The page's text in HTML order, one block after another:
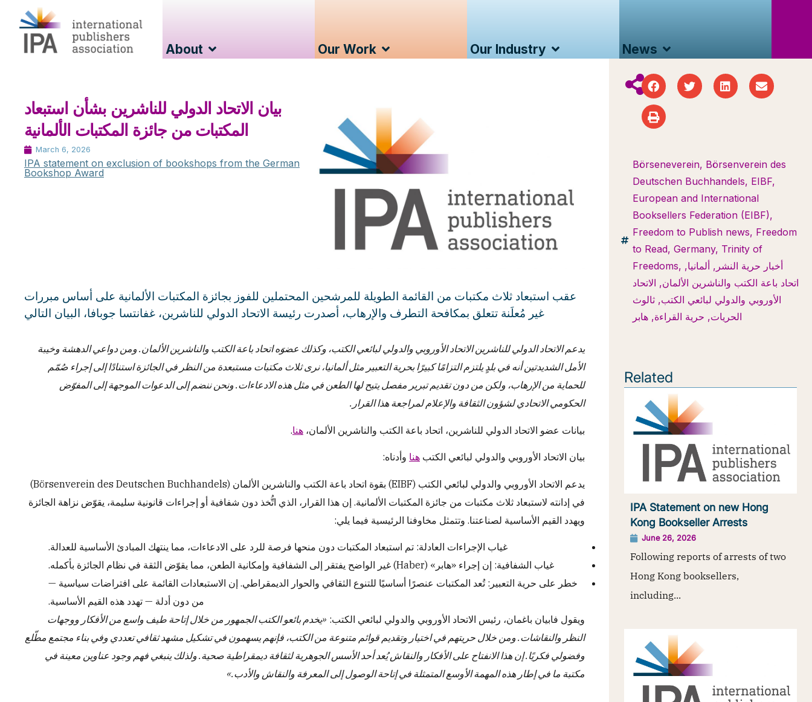
About Our Work Our Industry News
بيان الاتحاد الدولي للناشرين بشأن استبعاد
المكتبات من جائزة المكتبات الألمانية
March 6, 2026
IPA statement on exclusion of bookshops from the German
Bookshop Award
عقب استبعاد ثلاث مكتبات من القائمة الطويلة للمرشحين المحتملين للفوز بجائزة المكتبات الألمانية على أساس مبررات
غير مُعلَنة تتعلق بمكافحة التطرف والإرهاب، أصدرت رئيسة الاتحاد الدولي للناشرين، غفانتسا جوبافا، البيان التالي
يدعم الاتحاد الدولي للناشرين الاتحاد الأوروبي والدولي لبائعي الكتب، وكذلك عضوَه اتحاد باعة الكتب والناشرين الألمان. ومن دواعي الدهشة وخيبة
الأمل الشديدتين أنه في بلدٍ يلتزم التزامًا كبيرًا بحرية التعبير مثل ألمانيا، نرى ثلاث مكتبات مستبعدة من النظر في الجائزة استنادًا إلى إجراء صُمّم
للحماية من الإرهاب، ولكن من دون تقديم تبرير مفصل يتيح لها الطعن في مثل هذه الادعاءات. ونحن ننضم إلى الدعوات الموجهة إلى المفوّض
الحكومي الاتحادي لشؤون الثقافة والإعلام لمراجعة هذا القرار.
بيانات عضو الاتحاد الدولي للناشرين، اتحاد باعة الكتب والناشرين الألمان، هنا.
بيان الاتحاد الأوروبي والدولي لبائعي الكتب هنا وأدناه:
يدعم الاتحاد الأوروبي والدولي لبائعي الكتب (EIBF) بقوة اتحاد باعة الكتب والناشرين الألمان (Börsenverein des Deutschen Buchhandels)
في إدانته لاستبعاد ثلاث مكتبات من جائزة المكتبات الألمانية. إن هذا القرار، الذي اتُّخذ دون شفافية أو إجراءات قانونية سليمة، يقوّض نزاهة الجائزة
ويهدد القيم الأساسية لصناعتنا. وتتمثل مخاوفنا الرئيسية فيما يلي:
غياب الإجراءات العادلة: تم استبعاد المكتبات دون منحها فرصة للرد على الادعاءات، مما ينتهك المبادئ الأساسية للعدالة.
غياب الشفافية: إن إجراء «هابر» (Haber) غير الواضح يفتقر إلى الشفافية وإمكانية الطعن، مما يقوّض الثقة في نظام الجائزة بأكمله.
خطر على حرية التعبير: تُعد المكتبات عنصرًا أساسيًا للتنوع الثقافي والحوار الديمقراطي. إن الاستبعادات القائمة على افتراضات سياسية —
من دون أدلة — تهدد هذه القيم الأساسية.
ويقول فابيان باغمان، رئيس الاتحاد الأوروبي والدولي لبائعي الكتب: «يخدم بائعو الكتب الجمهور من خلال إتاحة طيف واسع من الأفكار ووجهات
النظر والنقاشات. ومن خلال حريتهم في اختيار وتقديم قوائم متنوعة من الكتب، فإنهم يسهمون في تشكيل مشهد ثقافي تعددي وفي بناء مجتمع مطّلع
وفضولي فكريًا. إن هذا الانفتاح على الأفكار والنقاش يُعد أحد الأسس الجوهرية لثقافة ديمقراطية صحية. ولذلك ينبغي فهم وجود عناوين معينة في
مكتبة ما في إطار هذه المهمة الأوسع المتمثلة في إتاحة الوصول إلى المعرفة والنقاش والأدب.»
Börseneverein, Börsenverein des
Deutschen Buchhandels, EIBF,
European and International
Booksellers Federation (EIBF),
Freedom to Publish news, Freedom
to Read, Germany, Trinity of
Freedoms, أخبار حرية النشر , ألمانيا,
اتحاد باعة الكتب والناشرين الألمان, الاتحاد
الأوروبي والدولي لبائعي الكتب, ثالوث
الحريات, حرية القراءة, هابر
Related
IPA Statement on new Hong
Kong Bookseller Arrests
June 26, 2026
Following reports of arrests of two
Hong Kong booksellers,
including...